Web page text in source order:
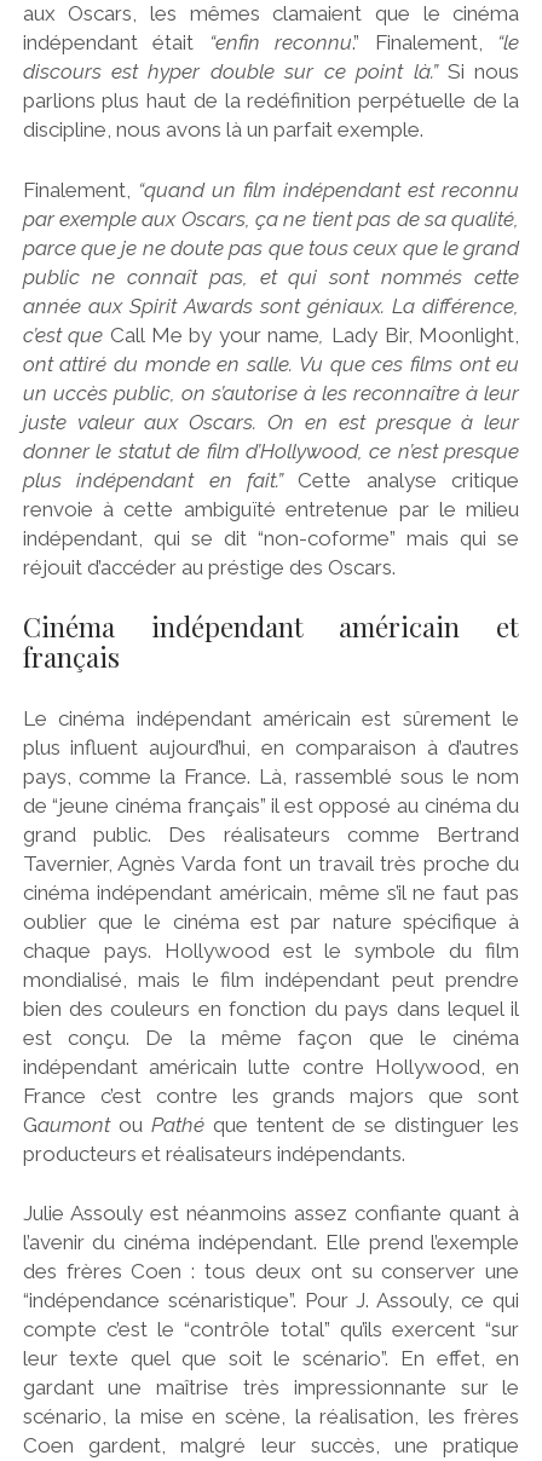
aux Oscars, les mêmes clamaient que le cinéma
indépendant était
“enfin reconnu.” Finalement, “le
discours est hyper double sur ce point là.” Si nous
parlions plus haut de la redéfinition perpétuelle de la
discipline, nous avons là un parfait exemple.
Finalement, “quand un film indépendant est reconnu
par exemple aux Oscars, ça ne tient pas de sa qualité,
parce que je ne doute pas que tous ceux que le grand
public ne connaît pas, et qui sont nommés cette
année aux Spirit Awards sont géniaux. La différence,
c’est que Call Me by your name Lady Bir, Moonlight,
ont attiré du monde en salle. Vu que ces films ont eu
un uccès public, on s’autorise à les reconnaître à leur
juste valeur aux Oscars. On en est presque à leur
donner le statut de film d’Hollywood, ce n’est presque
plus indépendant en fait.”Cette analyse critique
renvoie à cette ambiguïté entretenue par le milieu
indépendant, qui se dit “non-coforme” mais qui se
réjouit d’accéder au préstige des Oscars.
Cinéma indépendant américain et
français
Le cinéma indépendant américain est sûrement le
plus influent aujourd’hui, en comparaison à d’autres
pays, comme la France. Là, rassemblé sous le nom
de “jeune cinéma français” il est opposé au cinéma du
grand public. Des réalisateurs comme Bertrand
Tavernier, Agnès Varda font un travail très proche du
cinéma indépendant américain, même s’il ne faut pas
oublier que le cinéma est par nature spécifique à
chaque pays. Hollywood est le symbole du film
mondialisé, mais le film indépendant peut prendre
bien des couleurs en fonction du pays dans lequel il
est conçu. De la même façon que le cinéma
indépendant américain lutte contre Hollywood, en
France c’est contre les grands majors que sont
Gaumont ou Pathéque tentent de se distinguer les
producteurs et réalisateurs indépendants.
Julie Assouly est néanmoins assez confiante quant à
l’avenir du cinéma indépendant. Elle prend l’exemple
des frères Coen : tous deux ont su conserver une
“indépendance scénaristique”. Pour J. Assouly, ce qui
compte c’est le “contrôle total” qu’ils exercent “sur
leur texte quel que soit le scénario”. En effet, en
gardant une maîtrise très impressionnante sur le
scénario, la mise en scène, la réalisation, les frères
Coen gardent, malgré leur succès, une pratique